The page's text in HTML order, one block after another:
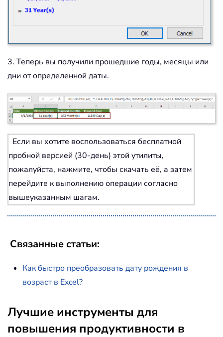
3. Теперь вы получили прошедшие годы, месяцы или
дни от определенной даты.
Если вы хотите воспользоваться бесплатной
пробной версией (30-день) этой утилиты,
пожалуйста, нажмите, чтобы скачать её, а затем
перейдите к выполнению операции согласно
вышеуказанным шагам.
Связанные статьи:
Как быстро преобразовать дату рождения в
возраст в Excel?
Лучшие инструменты для
повышения продуктивности в